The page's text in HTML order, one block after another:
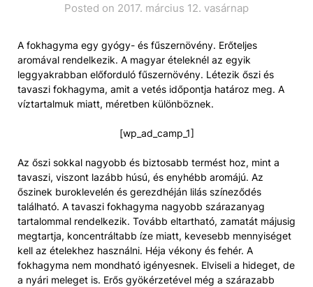
Posted on 2017. március 12. vasárnap
A fokhagyma egy gyógy- és fűszernövény. Erőteljes
aromával rendelkezik. A magyar ételeknél az egyik
leggyakrabban előforduló fűszernövény. Létezik őszi és
tavaszi fokhagyma, amit a vetés időpontja határoz meg. A
víztartalmuk miatt, méretben különböznek.
[wp_ad_camp_1]
Az őszi sokkal nagyobb és biztosabb termést hoz, mint a
tavaszi, viszont lazább húsú, és enyhébb aromájú. Az
őszinek buroklevelén és gerezdhéján lilás színeződés
található. A tavaszi fokhagyma nagyobb szárazanyag
tartalommal rendelkezik. Tovább eltartható, zamatát májusig
megtartja, koncentráltabb íze miatt, kevesebb mennyiséget
kell az ételekhez használni. Héja vékony és fehér. A
fokhagyma nem mondható igényesnek. Elviseli a hideget, de
a nyári meleget is. Erős gyökérzetével még a szárazabb